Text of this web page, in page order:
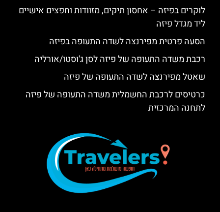
לוקרים בפיזה – אחסון תיקים, מזוודות וחפצים אישיים
ליד מגדל פיזה
הסעה פרטית מפירנצה לשדה התעופה בפיזה
רכבת משדה התעופה של פיזה לסן ג'וסטו/אורליה
שאטל מפירנצה לשדה התעופה של פיזה
כרטיסים לרכבת החשמלית משדה התעופה של פיזה
לתחנה המרכזית